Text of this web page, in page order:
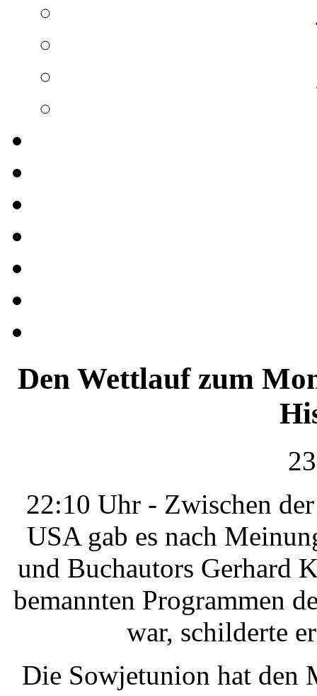
Den Wettlauf zum
22:10 Uhr - Zwischen
USA gab es nach
und Buchautors Gerhard
bemannten Programmen
war, schilderte
Die Sowjetunion hat den